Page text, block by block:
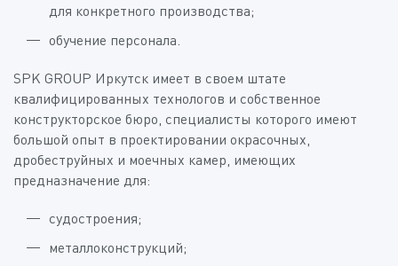
для конкретного производства;
обучение персонала.
SPK GROUP Иркутск имеет в своем штате
квалифицированных технологов и собственное
конструкторское бюро, специалисты которого имеют
большой опыт в проектировании окрасочных,
дробеструйных и моечных камер, имеющих
предназначение для:
судостроения;
металлоконструкций;